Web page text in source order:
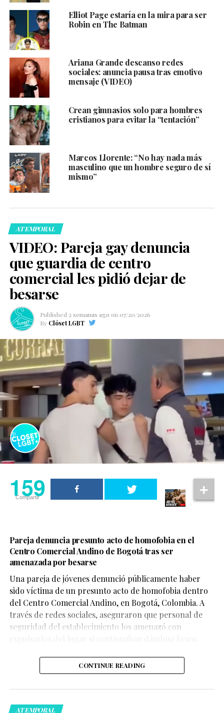
Elliot Page estaría en la mira para ser
Robin en The Batman
Ariana Grande descanso redes
sociales: anuncia pausa tras emotivo
mensaje (VIDEO)
Crean gimnasios solo para hombres
cristianos para evitar la “tentación”
Marcos Llorente: “No hay nada más
masculino que un hombre seguro de sí
mismo”
ATEMPORAL
VIDEO: Pareja gay denuncia
que guardia de centro
comercial les pidió dejar de
besarse
Published 2 semanas ago on 07/20/2026
By Clóset LGBT
159
Compartir
Pareja denuncia presunto acto de homofobia en el
Centro Comercial Andino de Bogotá tras ser
amenazada por besarse
Una pareja de jóvenes denunció públicamente haber
sido víctima de un presunto acto de homofobia dentro
del Centro Comercial Andino, en Bogotá, Colombia. A
través de redes sociales, aseguraron que personal de
seguridad del establecimiento los amenazó con
CONTINUE READING
ATEMPORAL